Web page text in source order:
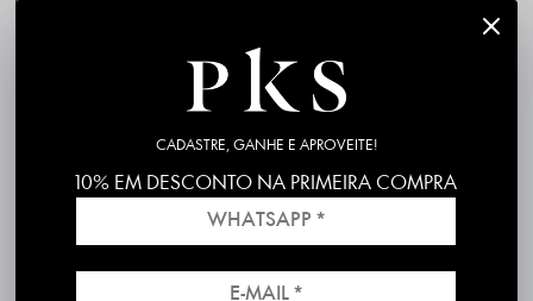
CADASTRE, GANHE E APROVEITE!
10% EM DESCONTO NA PRIMEIRA COMPRA